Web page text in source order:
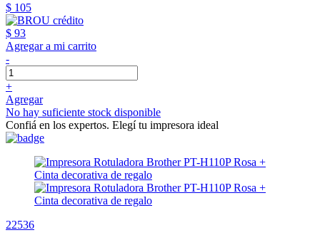
$ 105
$ 93
Agregar a mi carrito
-
+
Agregar
No hay suficiente stock disponible
Confiá en los expertos. Elegí tu impresora ideal
22536